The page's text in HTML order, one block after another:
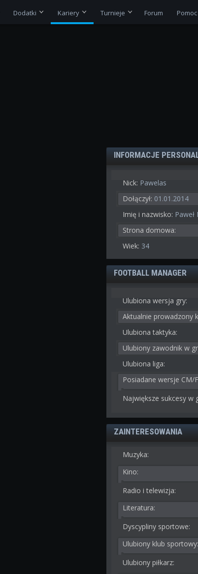
Dodatki Kariery Turnieje Forum Pomoc
INFORMACJE
Nick: Pawelas
Dołączył: 01.01.2014
Imię i nazwisko:
Strona domowa:
Wiek: 34
FOOTBALL MANAGER
Ulubiona wersja gry:
Aktualnie prowadzony
Ulubiona taktyka:
Ulubiony zawodnik w
Ulubiona liga:
Posiadane wersje CM/
Największe sukcesy w
ZAINTERESOWANIA
Muzyka:
Kino:
Radio i telewizja:
Literatura:
Dyscypliny sportowe:
Ulubiony klub sportowy:
Ulubiony piłkarz: